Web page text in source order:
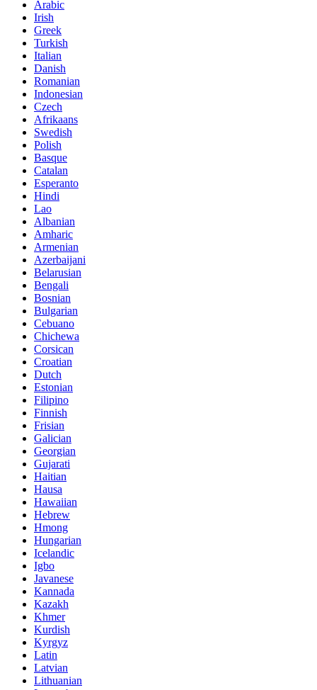
Arabic
Irish
Greek
Turkish
Italian
Danish
Romanian
Indonesian
Czech
Afrikaans
Swedish
Polish
Basque
Catalan
Esperanto
Hindi
Lao
Albanian
Amharic
Armenian
Azerbaijani
Belarusian
Bengali
Bosnian
Bulgarian
Cebuano
Chichewa
Corsican
Croatian
Dutch
Estonian
Filipino
Finnish
Frisian
Galician
Georgian
Gujarati
Haitian
Hausa
Hawaiian
Hebrew
Hmong
Hungarian
Icelandic
Igbo
Javanese
Kannada
Kazakh
Khmer
Kurdish
Kyrgyz
Latin
Latvian
Lithuanian